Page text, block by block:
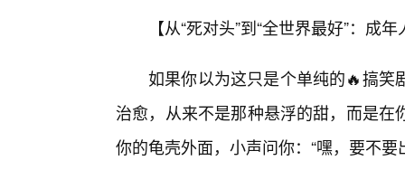
【从“死对头”到“全世界最好”：成
如果你以为这只是个单纯的🔥搞笑
治愈，从来不是那种悬浮的甜，而是
你的龟壳外面，小声问你：“嘿，要不要